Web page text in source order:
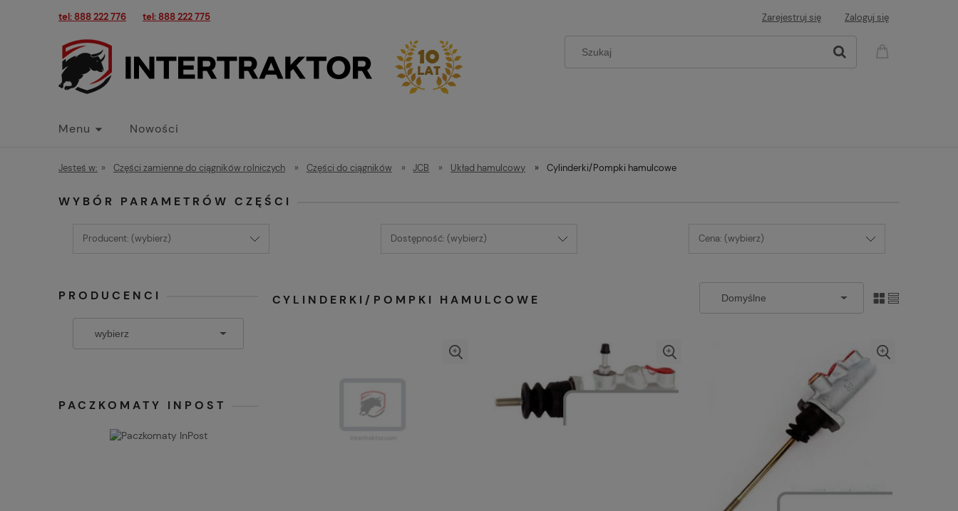
tel: 888 222 776 tel: 888 222 775 Zarejestruj się Zaloguj się
Menu Nowości
Jesteś w: » Części zamienne do ciągników rolniczych » Części do ciągników » JCB » Układ hamulcowy » Cylinderki/Pompki hamulcowe
WYBÓR PARAMETRÓW CZĘŚCI
Producent: (wybierz) Dostępność: (wybierz) Cena: (wybierz)
PRODUCENCI
PACZKOMATY INPOST
CYLINDERKI/POMPKI HAMULCOWE